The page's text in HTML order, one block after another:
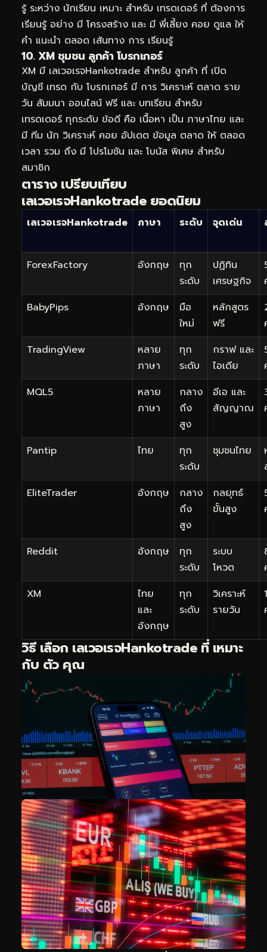
รู้ ระหว่าง นักเรียน เหมาะ สำหรับ เทรดเดอร์ ที่ ต้องการ
เรียนรู้ อย่าง มี โครงสร้าง และ มี พี่เลี้ยง คอย ดูแล ให้
คำ แนะนำ ตลอด เส้นทาง การ เรียนรู้
10. XM ชุมชน ลูกค้า โบรกเกอร์
XM มี เลเวอเรจHankotrade สำหรับ ลูกค้า ที่ เปิด
บัญชี เทรด กับ โบรกเกอร์ มี การ วิเคราะห์ ตลาด ราย
วัน สัมมนา ออนไลน์ ฟรี และ บทเรียน สำหรับ
เทรดเดอร์ ทุกระดับ ข้อดี คือ เนื้อหา เป็น ภาษาไทย และ
มี ทีม นัก วิเคราะห์ คอย อัปเดต ข้อมูล ตลาด ให้ ตลอด
เวลา รวม ถึง มี โปรโมชัน และ โบนัส พิเศษ สำหรับ
สมาชิก
ตาราง เปรียบเทียบ
เลเวอเรจHankotrade ยอดนิยม
เลเวอเรจHankotrade ภาษา ระดับ จุดเด่น
ForexFactory อังกฤษ
ทุก
ระดับ
ปฏิทิน
เศรษฐกิจ
BabyPips
อังกฤษ
มือ
ใหม่
หลักสูตร
ฟรี
TradingView
หลาย
ภาษา
ทุก
ระดับ
กราฟ และ
ไอเดีย
MQL5
หลาย
ภาษา
กลาง
ถึง
สูง
อีเอ และ
สัญญาณ
Pantip ไทย
ทุก
ระดับ
ชุมชนไทย
EliteTrader
อังกฤษ
กลาง
ถึง
สูง
กลยุทธ์
ขั้นสูง
Reddit อังกฤษ
ทุก
ระดับ
ระบบ
โหวต
XM
ไทย
และ
อังกฤษ
ทุก
ระดับ
วิเคราะห์
รายวัน
วิธี เลือก เลเวอเรจHankotrade ที่ เหมาะ
กับ ตัว คุณ